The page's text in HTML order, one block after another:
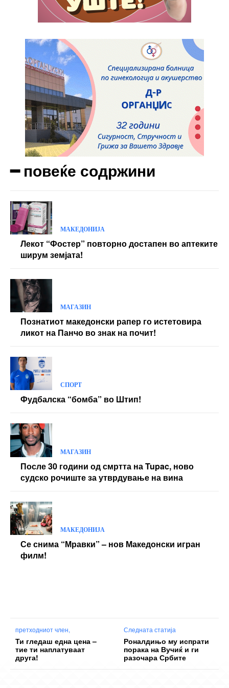
Praesent euismod ac
Ut mollis pellentesque tortor
Donec quis est ac felis
Orci varius natoque dolor
Yearly pricing Monthly pricing
━ повеќе содржини
МАКЕДОНИЈА
Лекот “Фостер” повторно достапен во аптеките
ширум земјата!
МАГАЗИН
Познатиот македонски рапер го истетовира
ликот на Панчо во знак на почит!
СПОРТ
Фудбалска “бомба” во Штип!
МАГАЗИН
После 30 години од смртта на Tupac, ново
судско рочиште за утврдување на вина
МАКЕДОНИЈА
Се снима “Мравки” – нов Македонски игран
филм!
претходниот член,
Ти гледаш една цена –
тие ти наплатуваат
друга!
Следната статија
Роналдињо му испрати
порака на Вучиќ и ги
разочара Србите